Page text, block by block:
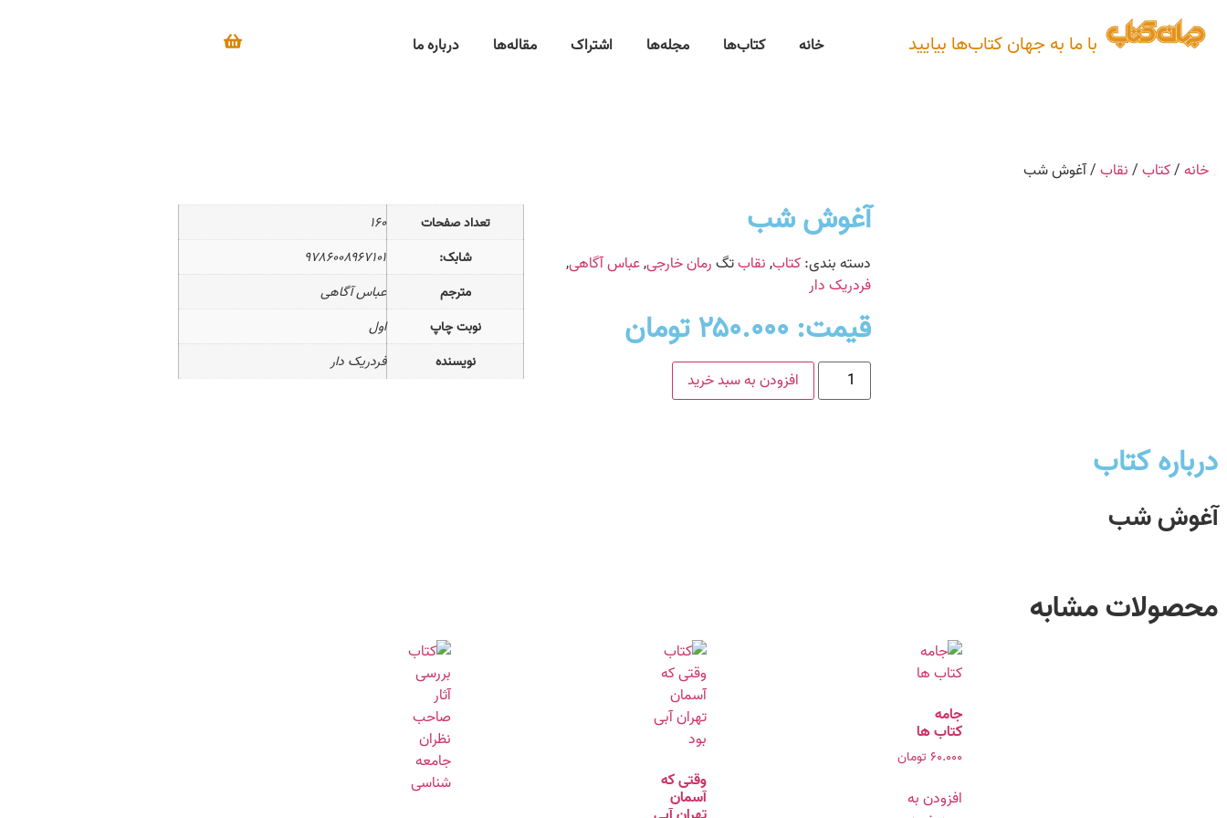
با ما به جهان کتاب‌ها بیایید خانه کتاب‌ها مجله‌ها اشتراک مقاله‌ها درباره ما
خانه / کتاب / نقاب / آغوش شب
آغوش شب
دسته بندی: کتاب, نقاب تگ رمان خارجی, عباس آگاهی,
فردریک دار
قیمت: ۲۵۰.۰۰۰ تومان
افزودن به سبد خرید
تعداد صفحات
۱۶۰
شابک:
۹۷۸۶۰۰۸۹۶۷۱۰۱
مترجم
عباس آگاهی
نوبت چاپ
اول
نویسنده
فردریک دار
درباره کتاب
آغوش شب
محصولات مشابه
جامه
کتاب ها
۶۰.۰۰۰ تومان
افزودن به
وقتی که
آسمان
تهران آبی